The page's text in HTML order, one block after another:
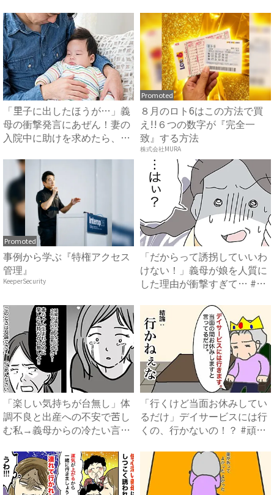
「里子に出したほうが…」義
母の衝撃発言にあぜん！妻の
入院中に助けを求めたら、冷
Promoted
８月のロト6はこの方法で買
え!!６つの数字が『完全一
致』する方法
株式会社MURA
Promoted
事例から学ぶ『特権アクセス
管理』
KeeperSecurity
「だからって誘拐していいわ
けない！」義母が娘を人質に
した理由が衝撃すぎて… #
「楽しい気持ちが台無し」体
調不良と出産への不安で苦し
む私→義母からの冷たい言葉
「行くけど当面お休みしてい
るだけ」デイサービスには行
くの、行かないの！？ #頑